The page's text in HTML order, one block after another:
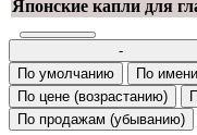
Японские капли для
-
По умолчанию
По
По цене (возрастанию)
По продажам (убыванию)